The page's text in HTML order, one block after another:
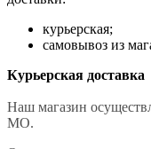
курьерская;
самовывоз из
Курьерская доставка
Наш магазин
МО.